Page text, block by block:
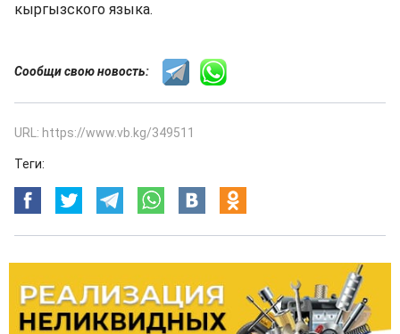
кыргызского языка.
Сообщи свою новость:
URL: https://www.vb.kg/349511
Теги: